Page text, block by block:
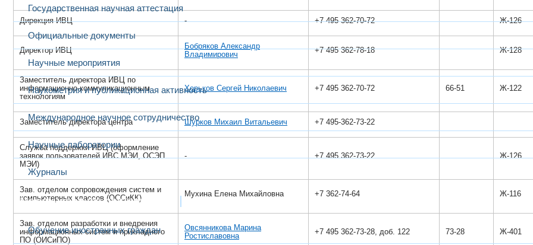
Государственная научная аттестация
Официальные документы
Научные мероприятия
Наукометрия и публикационная активность
Международное научное сотрудничество
Научные лаборатории
Журналы
Международная деятельность
Обучение иностранных граждан
Дирекция ИВЦ - +7 495 362-70-72 Ж-126
Директор ИВЦ
Бобряков Александр
Владимирович
+7 495 362-78-18 Ж-128
Заместитель директора ИВЦ по
информационно-коммуникационным
технологиям
Хорьков Сергей Николаевич +7 495 362-70-72 66-51 Ж-122
Заместитель директора центра Шурков Михаил Витальевич +7 495-362-73-22
Служба поддержки ИВЦ (оформление
заявок пользователей ИВС МЭИ, ОСЭП
МЭИ)
- +7 495 362-73-22 Ж-126
Зав. отделом сопровождения систем и
компьютерных классов (ОССиКК)
Мухина Елена Михайловна +7 362-74-64 Ж-116
Зав. отделом разработки и внедрения
информационных систем и прикладного
ПО (ОИСиПО)
Овсянникова Марина
Ростиславовна
+7 495 362-73-28, доб. 122 73-28 Ж-401